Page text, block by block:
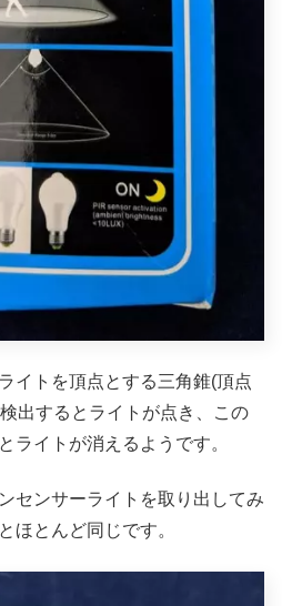
イトを頂点とする三角錐(頂点
出するとライトが点き、この
ライトが消えるようです。
センサーライトを取り出してみ
ほとんど同じです。